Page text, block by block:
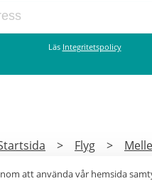
Läs Integritetspolicy
> Flyg >
att använda vår hemsida